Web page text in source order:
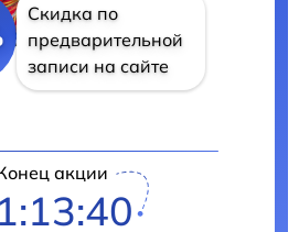
Скидка по
предварительной
записи на сайте
акции